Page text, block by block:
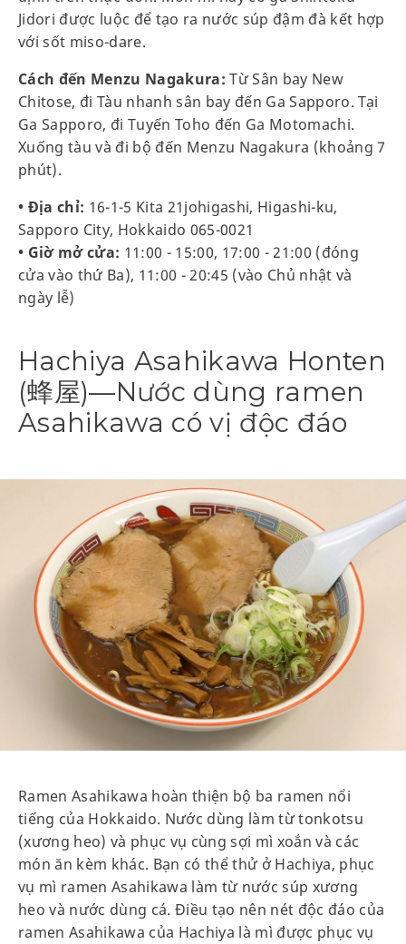
Jidori được luộc để tạo ra nước súp đậm đà kết hợp
với sốt miso-dare.
Cách đến Menzu Nagakura: Từ Sân bay New
Chitose, đi Tàu nhanh sân bay đến Ga Sapporo. Tại
Ga Sapporo, đi Tuyến Toho đến Ga Motomachi.
Xuống tàu và đi bộ đến Menzu Nagakura (khoảng 7
phút).
• Địa chỉ: 16-1-5 Kita 21johigashi, Higashi-ku,
Sapporo City, Hokkaido 065-0021
• Giờ mở cửa: 11:00 - 15:00, 17:00 - 21:00 (đóng
cửa vào thứ Ba), 11:00 - 20:45 (vào Chủ nhật và
ngày lễ)
Hachiya Asahikawa Honten
(蜂屋)—Nước dùng ramen
Asahikawa có vị độc đáo
Ramen Asahikawa hoàn thiện bộ ba ramen nổi
tiếng của Hokkaido. Nước dùng làm từ tonkotsu
(xương heo) và phục vụ cùng sợi mì xoắn và các
món ăn kèm khác. Bạn có thể thử ở Hachiya, phục
vụ mì ramen Asahikawa làm từ nước súp xương
heo và nước dùng cá. Điều tạo nên nét độc đáo của
ramen Asahikawa của Hachiya là mì được phục vụ